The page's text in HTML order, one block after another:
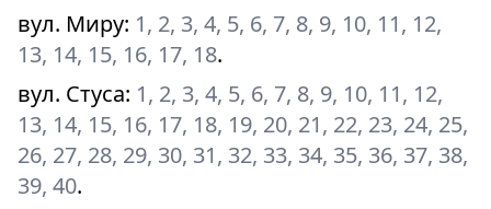
вул. Миру: 1, 2, 3, 4, 5, 6, 7, 8, 9, 10, 11, 12,
13, 14, 15, 16, 17, 18.
вул. Стуса: 1, 2, 3, 4, 5, 6, 7, 8, 9, 10, 11, 12,
13, 14, 15, 16, 17, 18, 19, 20, 21, 22, 23, 24, 25,
26, 27, 28, 29, 30, 31, 32, 33, 34, 35, 36, 37, 38,
39, 40.